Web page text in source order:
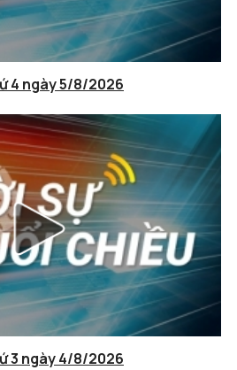
4 ngày 5/8/2026
3 ngày 4/8/2026